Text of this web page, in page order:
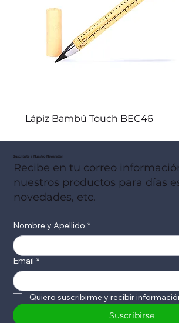
Lápiz Bambú Touch BEC46
Suscribete a Nuestro Newsletter
Recibe en tu correo
nuestros productos para días
novedades, etc.
Nombre y Apellido *
Email *
Quiero suscribirme y recibir
Suscribirse